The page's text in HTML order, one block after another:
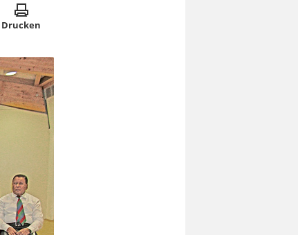
Drucken